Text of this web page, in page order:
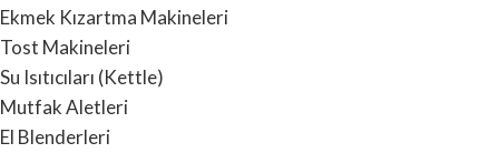
Ekmek Kızartma Makineleri
Tost Makineleri
Su Isıtıcıları (Kettle)
Mutfak Aletleri
El Blenderleri